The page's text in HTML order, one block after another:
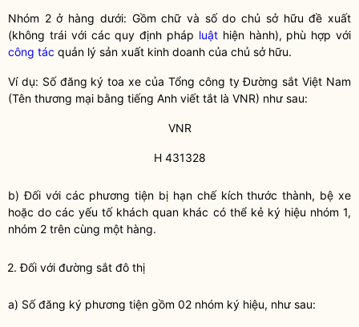
Nhóm 2 ở hàng dưới: Gồm chữ và số do chủ sở hữu đề xuất
(không trái với các quy định pháp luậthiện hành), phù hợp với
công tác quản lý sản xuất kinh doanh của chủ sở hữu.
Ví dụ: Số đăng ký toa xe của Tổng công ty Đường sắt Việt Nam
(Tên thương mại bằng tiếng Anh viết tắt là VNR) như sau:
VNR
H 431328
b) Đối với các phương tiện bị hạn chế kích thước thành, bệ xe
hoặc do các yếu tố khách quan khác có thể kẻ ký hiệu nhóm 1,
nhóm 2 trên cùng một hàng.
2. Đối với đường sắt đô thị
a) Số đăng ký phương tiện gồm 02 nhóm ký hiệu, như sau: